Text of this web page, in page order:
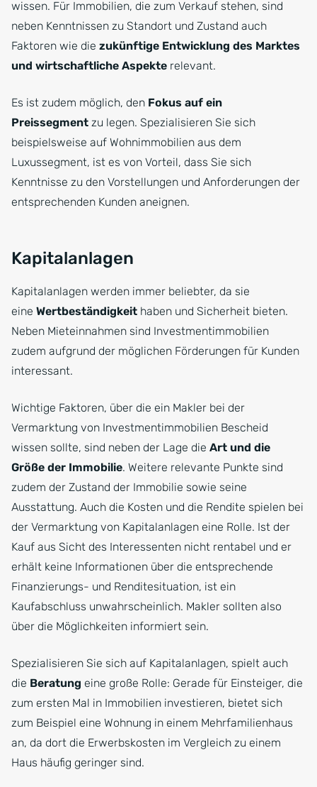
wissen. Für Immobilien, die zum Verkauf stehen, sind
neben Kenntnissen zu Standort und Zustand auch
Faktoren wie die zukünftige Entwicklung des Marktes
und wirtschaftliche Aspekte relevant.
Es ist zudem möglich, den Fokus auf ein
Preissegment zu legen. Spezialisieren Sie sich
beispielsweise auf Wohnimmobilien aus dem
Luxussegment, ist es von Vorteil, dass Sie sich
Kenntnisse zu den Vorstellungen und Anforderungen der
entsprechenden Kunden aneignen.
Kapitalanlagen
Kapitalanlagen werden immer beliebter, da sie
eine Wertbeständigkeit haben und Sicherheit bieten.
Neben Mieteinnahmen sind Investmentimmobilien
zudem aufgrund der möglichen Förderungen für Kunden
interessant.
Wichtige Faktoren, über die ein Makler bei der
Vermarktung von Investmentimmobilien Bescheid
wissen sollte, sind neben der Lage die Art und die
Größe der Immobilie. Weitere relevante Punkte sind
zudem der Zustand der Immobilie sowie seine
Ausstattung. Auch die Kosten und die Rendite spielen bei
der Vermarktung von Kapitalanlagen eine Rolle. Ist der
Kauf aus Sicht des Interessenten nicht rentabel und er
erhält keine Informationen über die entsprechende
Finanzierungs- und Renditesituation, ist ein
Kaufabschluss unwahrscheinlich. Makler sollten also
über die Möglichkeiten informiert sein.
Spezialisieren Sie sich auf Kapitalanlagen, spielt auch
die Beratung eine große Rolle: Gerade für Einsteiger, die
zum ersten Mal in Immobilien investieren, bietet sich
zum Beispiel eine Wohnung in einem Mehrfamilienhaus
an, da dort die Erwerbskosten im Vergleich zu einem
Haus häufig geringer sind.